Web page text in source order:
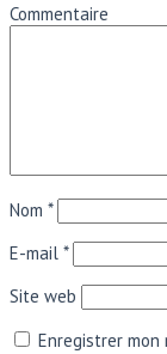
Commentaire
Nom *
E-mail *
Site web
Enregistrer mon